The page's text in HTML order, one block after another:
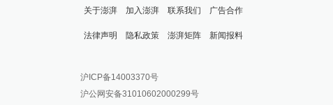
关于澎湃 加入澎湃 联系我们 广告合作
法律声明 隐私政策 澎湃矩阵
澎湃新闻公众号
澎湃新闻抖音号
新闻报料
报料邮箱: news@thepaper.cn
沪ICP备14003370号
沪公网安备31010602000299号